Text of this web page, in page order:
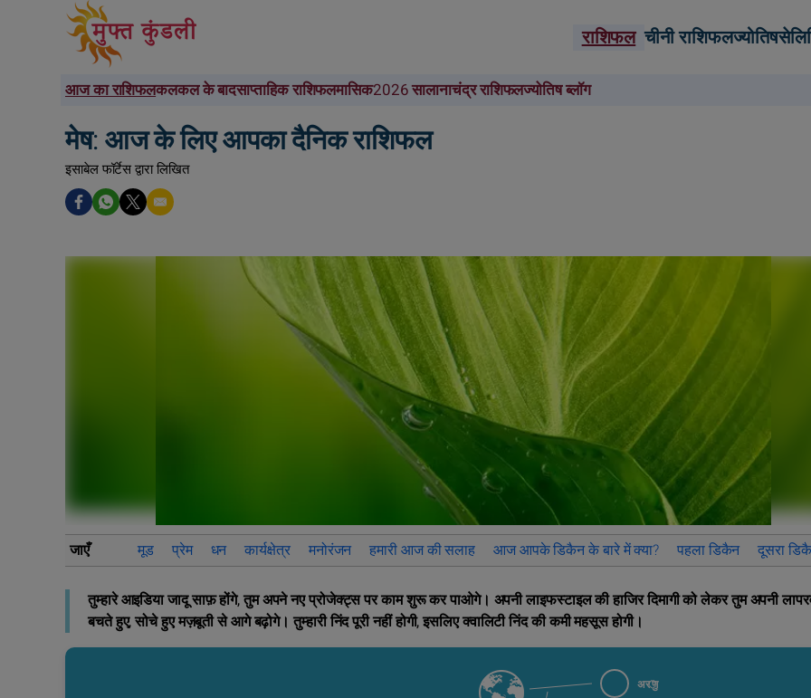
राशिफल चीनी राशिफलज्योतिष
आज का राशिफलकलकल के बादसाप्ताहिक राशिफलमासिक2026 सालानाचंद्र राशिफलज्योतिष ब्लॉग
मेष: आज के लिए आपका दैनिक राशिफल
इसाबेल फॉर्टेस द्वारा लिखित
जाएँ मूड प्रेम धन कार्यक्षेत्र मनोरंजन हमारी आज की सलाह आज आपके डिकैन के बारे में क्या? पहला डिकैन दूसरा
तुम्हारे आइडिया जादू साफ़ होंगे, तुम अपने नए प्रोजेक्ट्स पर काम शुरू कर पाओगे। अपनी लाइफस्टाइल की हाजिर दिमागी को लेकर तुम अपनी
बचते हुए, सोचे हुए मज़बूती से आगे बढ़ोगे। तुम्हारी निंद पूरी नहीं होगी, इसलिए क्वालिटी निंद की कमी महसूस होगी।
अरुण